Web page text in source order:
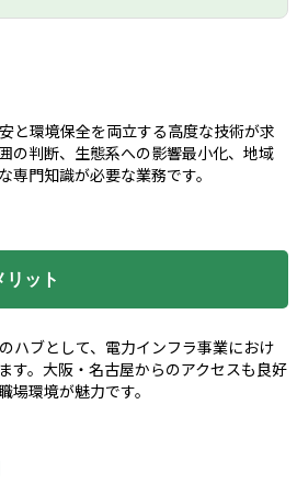
と環境保全を両立する高度な技術が求
の判断、生態系への影響最小化、地域
専門知識が必要な業務です。
ット
ハブとして、電力インフラ事業におけ
す。大阪・名古屋からのアクセスも良好
場環境が魅力です。